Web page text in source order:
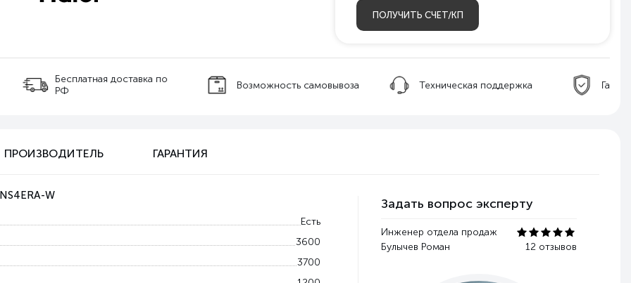
ПОЛУЧИТЬ СЧЕТ/КП
по
Возможность самовывоза Техническая поддержка Гарантия качества
ПРОИЗВОДИТЕЛЬ ГАРАНТИЯ
Задать вопрос эксперту
Инженер отдела продаж
Булычев Роман
12 отзывов
W
Есть
3600
3700